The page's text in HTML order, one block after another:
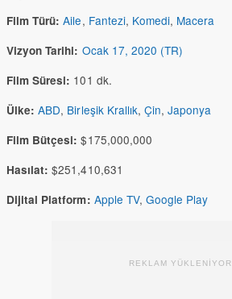
Film Türü: Aile, Fantezi, Komedi, Macera
Vizyon Tarihi: Ocak 17, 2020 (TR)
Film Süresi: 101 dk.
Ülke: ABD, Birleşik Krallık, Çin,Japonya
Film Bütçesi: $175,000,000
Hasılat: $251,410,631
Dijital Platform: Apple TV, Google Play
REKLAM YÜKLENİYOR